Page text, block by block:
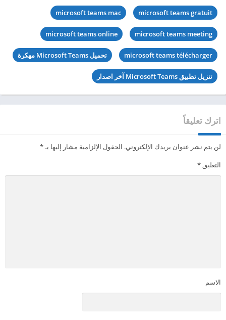
microsoft teams gratuit
microsoft teams mac
microsoft teams meeting
microsoft teams online
microsoft teams télécharger تحميل Microsoft Teams مهكرة
تنزيل تطبيق Microsoft Teams آخر اصدار
اترك تعليقاً
لن يتم نشر عنوان بريدك الإلكتروني. الحقول الإلزامية مشار إليها بـ*
التعليق*
الاسم